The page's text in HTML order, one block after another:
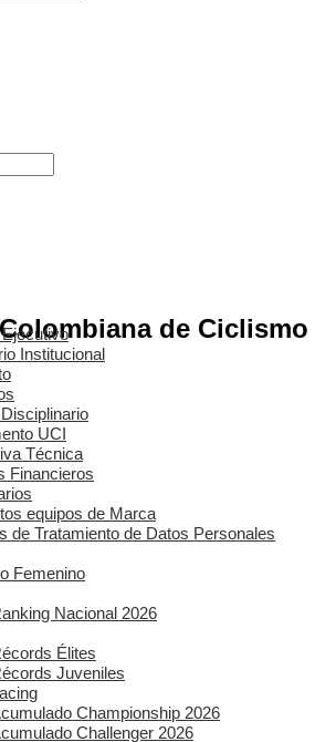
de Ciclismo
Institucional
UCI
Técnica
Financieros
equipos de Marca
de Tratamiento de Datos Personales
Femenino
Nacional 2026
Élites
Juveniles
Championship 2026
Challenger 2026